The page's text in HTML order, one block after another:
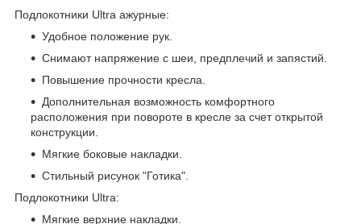
Подлокотники Ultra ажурные:
Удобное положение рук.
Снимают напряжение с шеи, предплечий и запястий.
Повышение прочности кресла.
Дополнительная возможность комфортного
расположения при повороте в кресле за счет открытой
конструкции.
Мягкие боковые накладки.
Стильный рисунок "Готика".
Подлокотники Ultra:
Мягкие верхние накладки.